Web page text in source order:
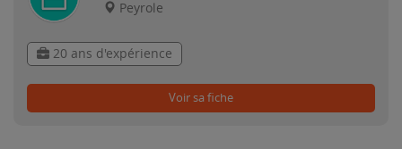
Peyrole
20 ans d'expérience
Voir sa fiche